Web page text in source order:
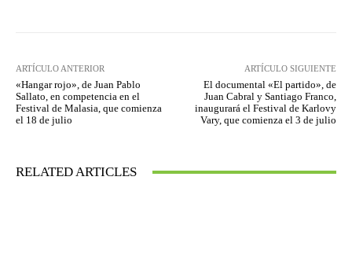
ARTÍCULO ANTERIOR
«Hangar rojo», de Juan Pablo
Sallato, en competencia en el
Festival de Malasia, que comienza
el 18 de julio
ARTÍCULO SIGUIENTE
El documental «El partido», de
Juan Cabral y Santiago Franco,
inaugurará el Festival de Karlovy
Vary, que comienza el 3 de julio
RELATED ARTICLES